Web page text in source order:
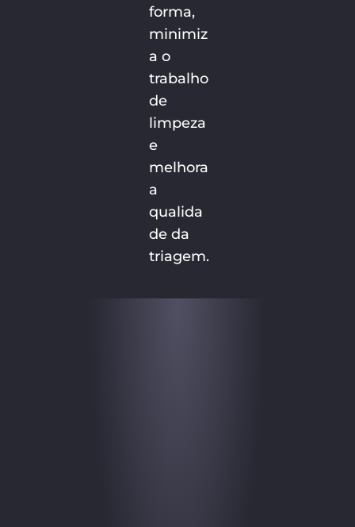
forma,
minimiz
a o
trabalho
de
limpeza
e
melhora
a
qualida
de da
triagem.